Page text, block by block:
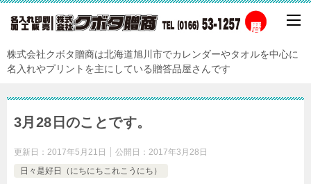
株式会社クボタ贈商は北海道旭川市でカレンダーやタオルを中心に
名入れやプリントを主にしている贈答品屋さんです
3月28日のことです。
更新日： 2017年5月21日 公開日： 2017年3月28日
日々是好日（にちにちこれこうにち）